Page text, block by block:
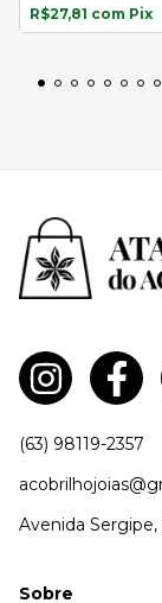
R$27,81 com Pix
(63) 98119-2357
Avenida Sergipe,
Sobre